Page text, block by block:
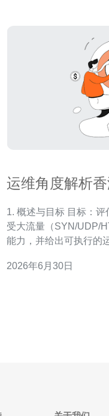
运维角度解析
1. 概述与目标 目标：
受大流量（SYN/UDP/
能力，并给出可执行的
用、响应时延、清洗恢
2026年6月30日